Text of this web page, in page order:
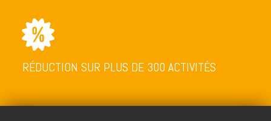
RÉDUCTION SUR PLUS DE 300 ACTIVITÉS